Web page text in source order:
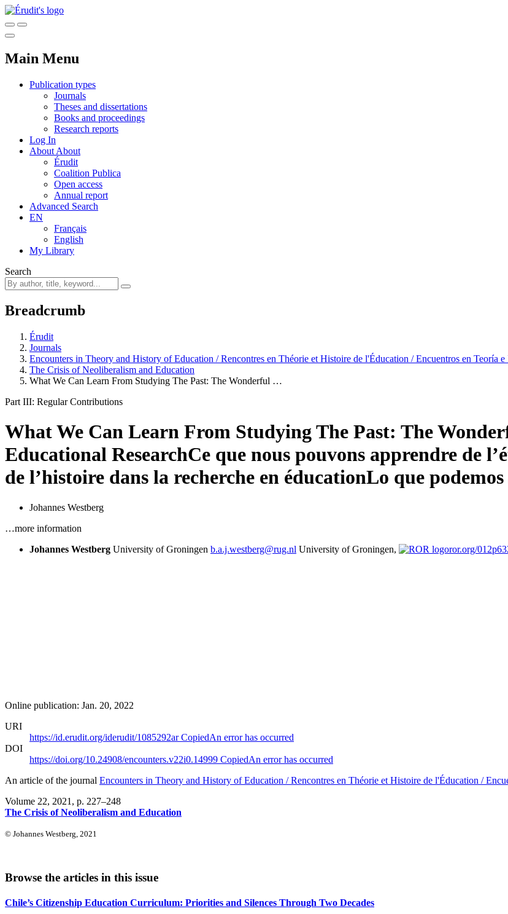
Main Menu
Publication types
Journals
Theses and dissertations
Books and proceedings
Research reports
Log In
About About
Érudit
Coalition Publica
Open access
Annual report
Advanced Search
EN
Français
English
My Library
Search
Breadcrumb
Érudit
Journals
Encounters in Theory and History of Education / Rencontres en Théorie et Histoire de l'Éducation / Encuentros en Teoría
The Crisis of Neoliberalism and Education
What We Can Learn From Studying The Past: The Wonderful …
Part III: Regular Contributions
What We Can Learn From Studying The Past: The
Educational ResearchCe que nous pouvons apprendre de
de l’histoire dans la recherche en éducationLo que
Johannes Westberg
…more information
Johannes Westberg University of Groningen b.a.j.westberg@rug.nl University of Groningen, ror.org/
Online publication: Jan. 20, 2022
URI
https://id.erudit.org/iderudit/1085292arCopiedAn error has occurred
DOI
https://doi.org/10.24908/encounters.v22i0.14999 CopiedAn error has occurred
An article of the journal Encounters in Theory and History of Education / Rencontres en Théorie et Histoire de l'Éducation /
Volume 22, 2021 , p. 227–248
The Crisis of Neoliberalism and Education
© Johannes Westberg, 2021
Browse the articles in this issue
Chile’s Citizenship Education Curriculum: Priorities and Silences Through Two Decades